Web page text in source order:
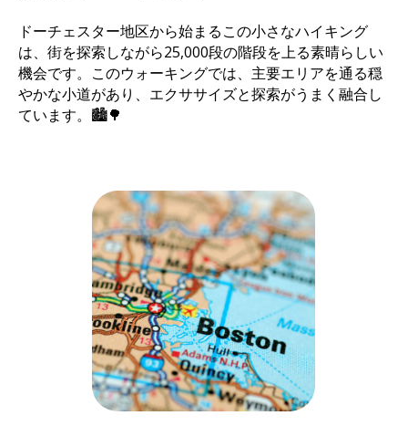
ドーチェスター地区から始まるこの小さなハイキング
は、街を探索しながら25,000段の階段を上る素晴らしい
機会です。このウォーキングでは、主要エリアを通る穏
やかな小道があり、エクササイズと探索がうまく融合し
ています。🏙️🌳